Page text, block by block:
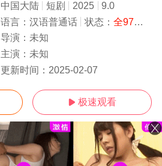
中国大陆 短剧 2025
9.0
语言： 汉语普通话 状态： 全97集
导演： 未知
主演： 未知
更新时间： 2025-02-07
 极速观看